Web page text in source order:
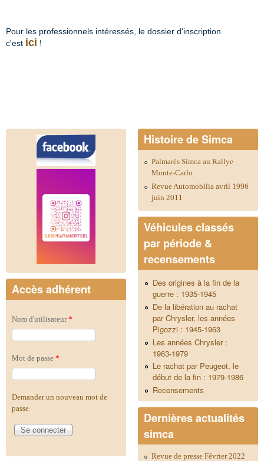
Pour les professionnels intéressés, le dossier d'inscription
c'est ici !
Accès adhérent
Nom d'utilisateur*
Mot de passe *
Demander un nouveau mot de
passe
Histoire de Simca
Palmarès Simca au Rallye
Monte-Carlo
Revue Automobilia avril 1996
juin 2011
Véhicules classés
par période &
recensements
Des origines à la fin de la
guerre : 1935-1945
De la libération au rachat
par Chrysler, les années
Pigozzi : 1945-1963
Les années Chrysler :
1963-1979
Le rachat par Peugeot, le
début de la fin : 1979-1986
Recensements
Dernières actualités
simca
Revue de presse Février 2022